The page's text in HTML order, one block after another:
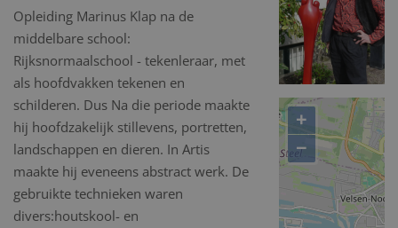
Opleiding Marinus Klap na de
middelbare school:
Rijksnormaalschool - tekenleraar, met
als hoofdvakken tekenen en
schilderen. Dus Na die periode maakte
hij hoofdzakelijk stillevens, portretten,
landschappen en dieren. In Artis
maakte hij eveneens abstract werk. De
gebruikte technieken waren
divers:houtskool- en
+
−